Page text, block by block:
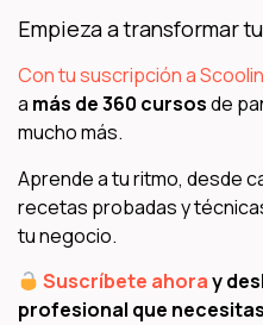
Empieza a transformar
Con tu suscripción a
a más de 360 cursosde
mucho más.
Aprende a tu ritmo, desde
recetas probadas y
tu negocio.
Suscríbete ahoray
profesional que